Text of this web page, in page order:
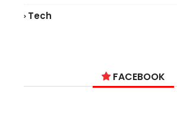
Tech
FACEBOOK